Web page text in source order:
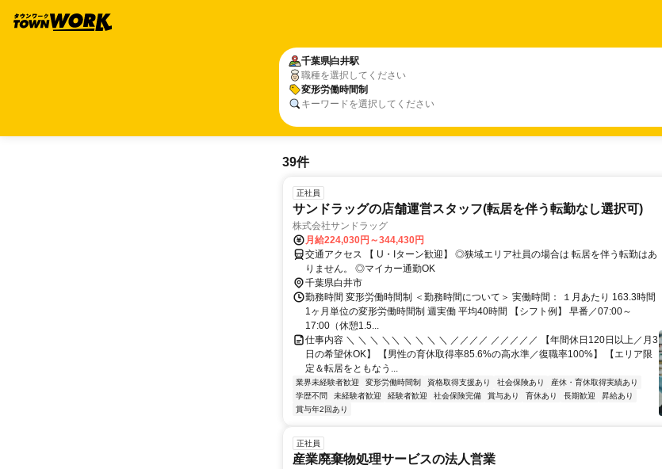
千葉県白井駅
職種を選択してください
変形労働時間制
キーワードを選択してください
39件
正社員
サンドラッグの店舗運営スタッフ(転居を伴う転勤なし選択可)
株式会社サンドラッグ
月給224,030円～344,430円
交通アクセス 【 U・Iターン歓迎】 ◎狭域エリア社員の場合は 転居を伴う転勤はあ
りません。 ◎マイカー通勤OK
千葉県白井市
勤務時間 変形労働時間制 ＜勤務時間について＞ 実働時間： １月あたり 163.3時間
1ヶ月単位の変形労働時間制 週実働 平均40時間 【シフト例】 早番／07:00～
17:00（休憩1.5...
仕事内容 ＼ ＼ ＼ ＼＼ ＼ ＼ ＼ ＼ ／／／／ ／／／／／ 【年間休日120日以上／月3
日の希望休OK】 【男性の育休取得率85.6%の高水準／復職率100%】 【エリア限
定＆転居をともなう...
業界未経験者歓迎 変形労働時間制 資格取得支援あり 社会保険あり
産休・育休取得実績あり
学歴不問
未経験者歓迎 経験者歓迎 社会保険完備 賞与あり 育休あり 長期歓迎
昇給あり
賞与年2回あり
正社員
産業廃棄物処理サービスの法人営業